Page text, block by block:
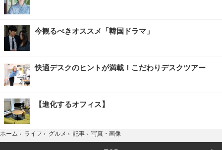
今観るべきオススメ「韓国ドラマ」
快適デスクのヒントが満載！こだわりデスクツアー
【進化するオフィス】
ホーム › ライフ › グルメ › 記事 › 写真・画像